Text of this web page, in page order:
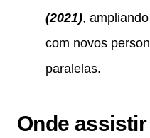
(2021),
com novos
paralelas.
Onde